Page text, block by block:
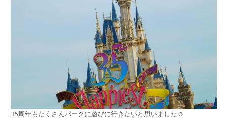
35周年もたくさんパークに遊びに行きたいと思いました☺︎